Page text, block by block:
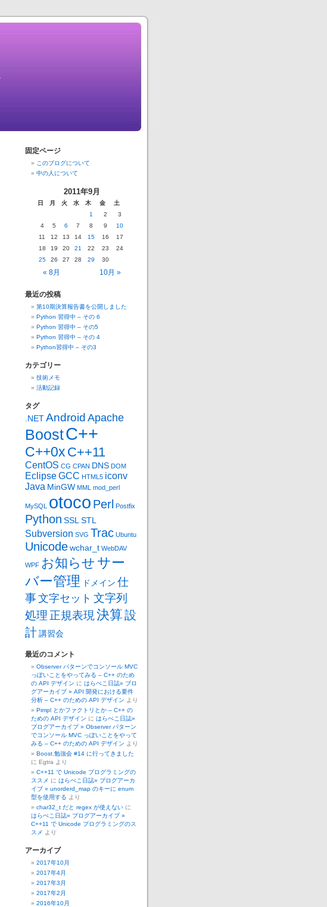
固定ページ
このブログについて
中の人について
2011年9月
日 月 火 水 木 金 土
« 8月 10月 »
1 2
3
4
5 6 7 8 9
10
11
12 13 14 15 16
17
18
19 20 21 22 23
24
25
26 27 28 29 30
最近の投稿
第10期決算報告書を公開しました
Python 習得中 – その 6
Python 習得中 – その5
Python 習得中 – その 4
Python習得中 – その3
カテゴリー
技術メモ
活動記録
タグ
.NETAndroid Apache
BoostC++
C++0x C++11
CentOS CG CPAN DNS DOM
EclipseGCC HTML5 iconv
Java MinGW MML mod_perl
MySQL otoco Perl Postfix
Python SSL STL
Subversion SVG Trac Ubuntu
Unicodewchar_t WebDAV
WPF お知らせ サー
バー管理
ドメイン 仕
事文字セット 文字列
処理 正規表現決算設
計講習会
最近のコメント
Observer パターンでコンソール MVC
っぽいことをやってみる – C++ のため
の API デザイン に はらぺこ日誌» ブロ
グアーカイブ » API 開発における要件
分析 – C++ のための API デザイン より
Pimpl とかファクトリとか – C++ の
ための API デザイン に はらぺこ日誌»
ブログアーカイブ » Observer パターン
でコンソール MVC っぽいことをやって
みる – C++ のための API デザイン より
Boost.勉強会 #14 に行ってきました
に Egtra より
C++11 で Unicode プログラミングの
ススメ に はらぺこ日誌» ブログアーカ
イブ » unorderd_map のキーに enum
型を使用する より
char32_t だと regex が使えない に
はらぺこ日誌» ブログアーカイブ »
C++11 で Unicode プログラミングのス
スメ
より
アーカイブ
2017年10月
2017年4月
2017年3月
2017年2月
2016年10月